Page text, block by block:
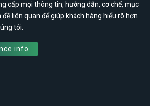
cấp mọi thông tin, hướng dẫn, cơ chế, mục
liên quan để giúp khách hàng hiểu rõ hơn
tôi.